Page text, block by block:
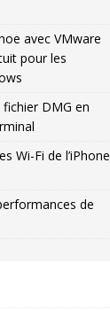
avec VMware
pour les
DMG en
Wi-Fi de l’iPhone
de